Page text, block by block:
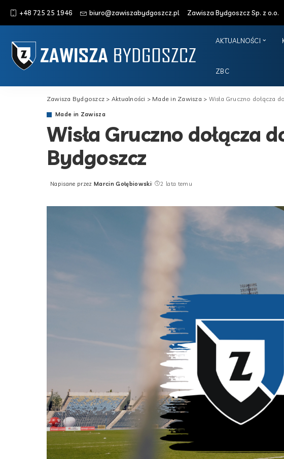
+48 725 25 1946 biuro@zawiszabydgoszcz.pl Zawisza Bydgoszcz Sp. z o.o.
AKTUALNOŚCI
ZBC
Zawisza Bydgoszcz > Aktualności > Made in Zawisza > Wisła Gruczno dołącza
Made in Zawisza
Wisła Gruczno dołącza
Bydgoszcz
Posted
Napisane przez Marcin Gołębiowski 2 lata temu